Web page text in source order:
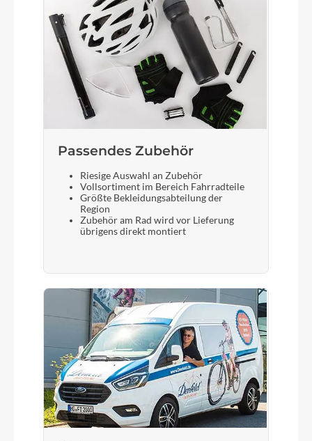
Bosch CompactTube 400
Laufradgröße
28 Zoll
Gepäckträger
Schalthebel
Shimano Di2 EN605 wireless
Shimano
Steuersatz
Acros AICR internal 1.1/8"-1.5" angle limit
Sattel
Selle Royal Explora Gel
Passendes Zubehör
Riesige Auswahl an Zubehör
Vollsortiment im Bereich Fahrradteile
Größte Bekleidungsabteilung der
Region
Zubehör am Rad wird vor Lieferung
übrigens direkt montiert